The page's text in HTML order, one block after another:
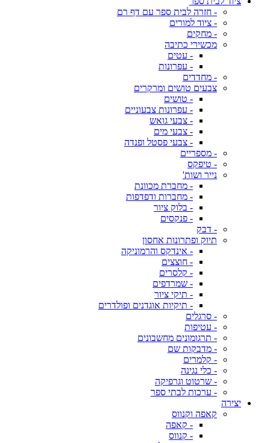
- חזרה לבית ספר עם דף רם
- ציוד למורים
- מחקים
מכשירי כתיבה
- עטים
- עפרונות
- מחדדים
צבעים טושים ומרקרים
- טושים
- עפרונות צבעוניים
- צבעי גואש
- צבעי מים
- צבעי פסטל ופנדה
- מספריים
- טיפקס
נייר ושות'
- מחברת מכוונת
- מחברות ודפדפות
- בלוק ציור
- פנקסים
- דבק
תיוק ופתרונות אחסון
- אינדקס והרמוניקה
- חוצצים
- קלסרים
- שמרדפים
- תיקי ציור
- תיקיות אוגדנים ופולדרים
- סרגלים
- עטיפות
- תרגומונים מחשבונים
- מדבקות שם
- קלמרים
- כלי נגינה
- שרטוט וגרפיקה
- ערכות לבתי ספר
יצירה
קאפה וקנווס
- קאפה
- קנווס